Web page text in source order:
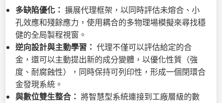
多缺陷優化： 擴展代理框架，以同時評估未熔合、小
孔效應和殘餘應力，使用耦合的多物理場模擬來尋找穩
健的全局製程視窗。
逆向設計與主動學習： 代理不僅可以評估給定的合
金，還可以主動提出新的成分變體，以優化性質（強
度、耐腐蝕性），同時保持可列印性，形成一個閉環合
金發現系統。
與數位雙生整合： 將智慧型系統連接到工廠層級的數